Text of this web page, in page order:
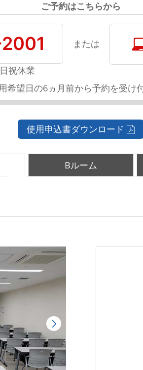
ご予約はこちらから
祝休業
または
希望日の6ヵ月前から予約を受け付
使用申込書ダウンロード
Bルーム